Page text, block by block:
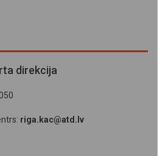
direkcija
riga.kac@atd.lv